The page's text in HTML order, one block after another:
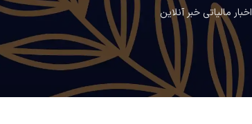
اخبار مالیاتی خبر آنلاین